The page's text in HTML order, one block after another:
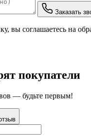
Заказать
вы соглашаетесь на
покупатели
— будьте первым!